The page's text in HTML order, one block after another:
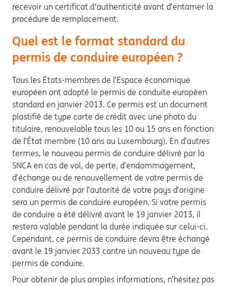
recevoir un certificat d'authenticité avant d’entamer la
procédure de remplacement.
Quel est le format standard du
permis de conduire européen ?
Tous les États-membres de l’Espace économique
européen ont adopté le permis de conduite européen
standard en janvier 2013. Ce permis est un document
plastifié de type carte de crédit avec une photo du
titulaire, renouvelable tous les 10 ou 15 ans en fonction
de l’État membre (10 ans au Luxembourg). En d’autres
termes, le nouveau permis de conduire délivré par la
SNCA en cas de vol, de perte, d’endommagement,
d’échange ou de renouvellement de votre permis de
conduire délivré par l’autorité de votre pays d’origine
sera un permis de conduire européen. Si votre permis
de conduire a été délivré avant le 19 janvier 2013, il
restera valable pendant la durée indiquée sur celui-ci.
Cependant, ce permis de conduire devra être échangé
avant le 19 janvier 2033 contre un nouveau type de
permis de conduire.
Pour obtenir de plus amples informations, n’hésitez pas